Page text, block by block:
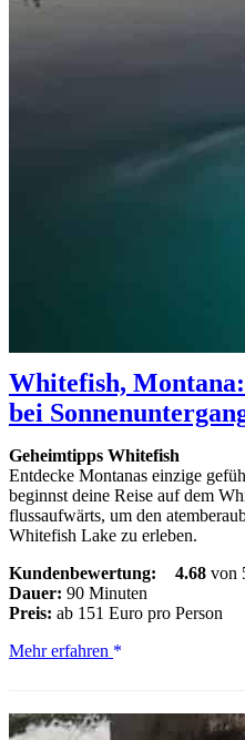
Whitefish,
bei
Geheimtipps Whitefish
Entdecke Montanas einzige
beginnst deine Reise auf dem
flussaufwärts, um den
Whitefish Lake zu erleben.
Kundenbewertung:
4.68 von
Dauer: 90 Minuten
Preis: ab 151 Euro pro Person
Whitefish,
Kajaktour
bei
Mehr erfahren